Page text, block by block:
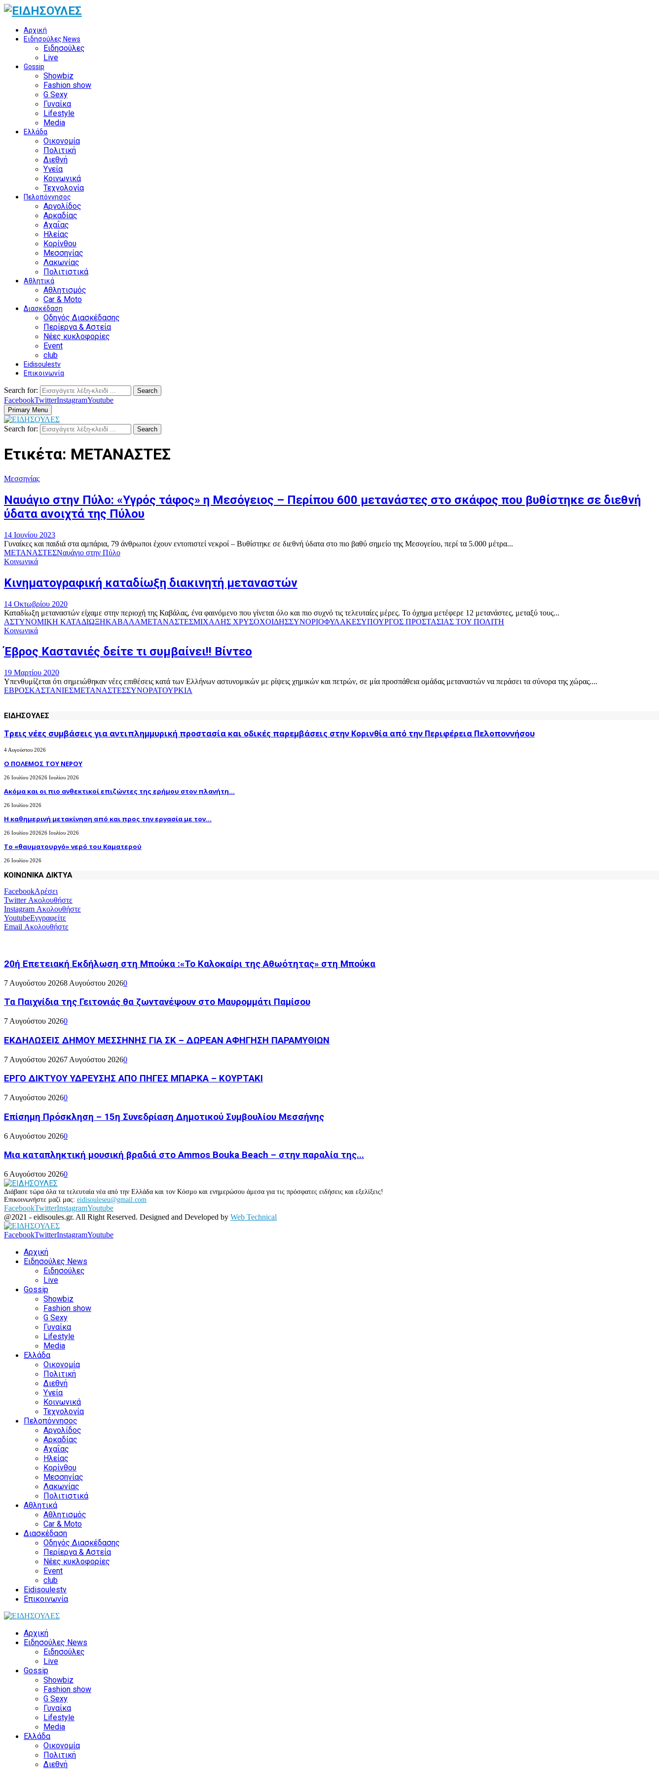
Αρχική
Ειδησούλες News
Ειδησούλες
Live
Gossip
Showbiz
Fashion show
G Sexy
Γυναίκα
Lifestyle
Media
Ελλάδα
Οικονομία
Πολιτική
Διεθνή
Υγεία
Κοινωνικά
Τεχνολογία
Πελοπόννησος
Αργολίδος
Αρκαδίας
Αχαΐας
Ηλείας
Κορίνθου
Μεσσηνίας
Λακωνίας
Πολιτιστικά
Αθλητικά
Αθλητισμός
Car & Moto
Διασκέδαση
Οδηγός Διασκέδασης
Περίεργα & Αστεία
Νέες κυκλοφορίες
Event
club
Eidisoulestv
Επικοινωνία
Search for: Search
FacebookTwitterInstagramYoutube
Primary Menu
Search for: Search
Ετικέτα: ΜΕΤΑΝΑΣΤΕΣ
Μεσσηνίας
Ναυάγιο στην Πύλο: «Υγρός τάφος» η Μεσόγειος – Περίπου 600 μετανάστες στο σκάφος που βυθίστηκε σε διεθνή
ύδατα ανοιχτά της Πύλου
14 Ιουνίου 2023
Γυναίκες και παιδιά στα αμπάρια, 79 άνθρωποι έχουν εντοπιστεί νεκροί – Βυθίστηκε σε διεθνή ύδατα στο πιο βαθύ σημείο της Μεσογείου, περί τα 5.000 μέτρα...
ΜΕΤΑΝΑΣΤΕΣΝαυάγιο στην Πύλο
Κοινωνικά
Κινηματογραφική καταδίωξη διακινητή μεταναστών
14 Οκτωβρίου 2020
Καταδίωξη μεταναστών είχαμε στην περιοχή της Καβάλας, ένα φαινόμενο που γίνεται όλο και πιο συχνό τις τελευταίες μέρες. Το όχημα μετέφερε 12 μετανάστες, μεταξύ τους...
ΑΣΤΥΝΟΜΙΚΗ ΚΑΤΑΔΙΩΞΗΚΑΒΑΛΑΜΕΤΑΝΑΣΤΕΣΜΙΧΑΛΗΣ ΧΡΥΣΟΧΟΙΔΗΣΣΥΝΟΡΙΟΦΥΛΑΚΕΣΥΠΟΥΡΓΟΣ ΠΡΟΣΤΑΣΙΑΣ ΤΟΥ ΠΟΛΙΤΗ
Κοινωνικά
Έβρος Καστανιές δείτε τι συμβαίνει!! Βίντεο
19 Μαρτίου 2020
Υπενθυμίζεται ότι σημειώθηκαν νέες επιθέσεις κατά των Ελλήνων αστυνομικών με ρίψεις χημικών και πετρών, σε μία προσπάθεια ομάδας μεταναστών να περάσει τα σύνορα της χώρας....
ΕΒΡΟΣΚΑΣΤΑΝΙΕΣΜΕΤΑΝΑΣΤΕΣΣΥΝΟΡΑΤΟΥΡΚΙΑ
ΕΙΔΗΣΟΥΛΕΣ
Τρεις νέες συμβάσεις για αντιπλημμυρική προστασία και οδικές παρεμβάσεις στην Κορινθία από την Περιφέρεια Πελοποννήσου
4 Αυγούστου 2026
Ο ΠΟΛΕΜΟΣ ΤΟΥ ΝΕΡΟΥ
26 Ιουλίου 202626 Ιουλίου 2026
Ακόμα και οι πιο ανθεκτικοί επιζώντες της ερήμου στον πλανήτη...
26 Ιουλίου 2026
H καθημερινή μετακίνηση από και προς την εργασία με τον...
26 Ιουλίου 202626 Ιουλίου 2026
Το «θαυματουργό» νερό του Καματερού
26 Ιουλίου 2026
ΚΟΙΝΩΝΙΚΑ ΔΙΚΤΥΑ
FacebookΑρέσει
TwitterΑκολουθήστε
Instagram Ακολουθήστε
YoutubeΕγγραφείτε
Email Ακολουθήστε
20ή Επετειακή Εκδήλωση στη Μπούκα :«Το Καλοκαίρι της Αθωότητας» στη Μπούκα
7 Αυγούστου 20268 Αυγούστου 20260
Τα Παιχνίδια της Γειτονιάς θα ζωντανέψουν στο Μαυρομμάτι Παμίσου
7 Αυγούστου 20260
ΕΚΔΗΛΩΣΕΙΣ ΔΗΜΟΥ ΜΕΣΣΗΝΗΣ ΓΙΑ ΣΚ – ΔΩΡΕΑΝ ΑΦΗΓΗΣΗ ΠΑΡΑΜΥΘΙΩΝ
7 Αυγούστου 20267 Αυγούστου 20260
ΕΡΓΟ ΔΙΚΤΥΟΥ ΥΔΡΕΥΣΗΣ ΑΠΟ ΠΗΓΕΣ ΜΠΑΡΚΑ – ΚΟΥΡΤΑΚΙ
7 Αυγούστου 20260
Επίσημη Πρόσκληση – 15η Συνεδρίαση Δημοτικού Συμβουλίου Μεσσήνης
6 Αυγούστου 20260
Μια καταπληκτική μουσική βραδιά στο Ammos Bouka Beach – στην παραλία της...
6 Αυγούστου 20260
Διάβασε τώρα όλα τα τελευταία νέα από την Ελλάδα και τον Κόσμο και ενημερώσου άμεσα για τις πρόσφατες ειδήσεις και εξελίξεις!
Επικοινωνήστε μαζί μας: eidisouleseu@gmail.com
FacebookTwitterInstagramYoutube
@2021 - eidisoules.gr. All Right Reserved. Designed and Developed by Web Technical
FacebookTwitterInstagramYoutube
Αρχική
Ειδησούλες News
Ειδησούλες
Live
Gossip
Showbiz
Fashion show
G Sexy
Γυναίκα
Lifestyle
Media
Ελλάδα
Οικονομία
Πολιτική
Διεθνή
Υγεία
Κοινωνικά
Τεχνολογία
Πελοπόννησος
Αργολίδος
Αρκαδίας
Αχαΐας
Ηλείας
Κορίνθου
Μεσσηνίας
Λακωνίας
Πολιτιστικά
Αθλητικά
Αθλητισμός
Car & Moto
Διασκέδαση
Οδηγός Διασκέδασης
Περίεργα & Αστεία
Νέες κυκλοφορίες
Event
club
Eidisoulestv
Επικοινωνία
Αρχική
Ειδησούλες News
Ειδησούλες
Live
Gossip
Showbiz
Fashion show
G Sexy
Γυναίκα
Lifestyle
Media
Ελλάδα
Οικονομία
Πολιτική
Διεθνή